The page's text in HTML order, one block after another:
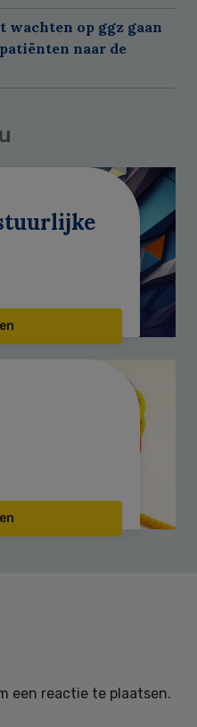
wachten op ggz gaan
naar de
een reactie te plaatsen.